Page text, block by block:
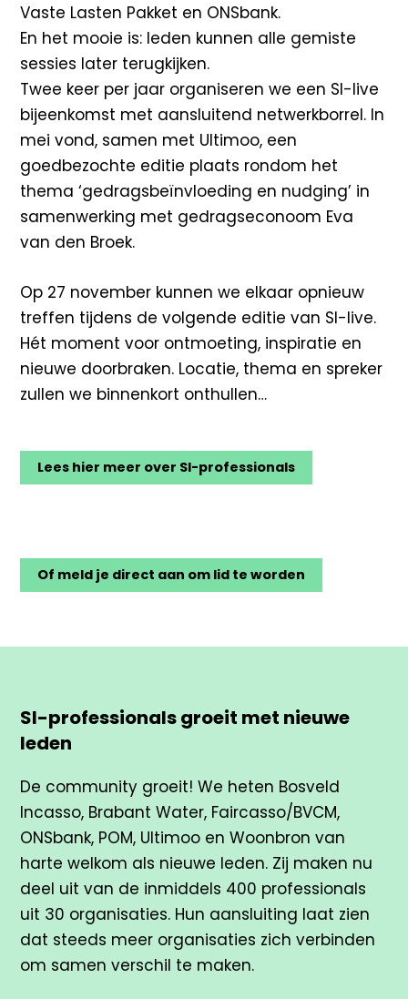
Vaste Lasten Pakket en ONSbank.
En het mooie is: leden kunnen alle gemiste
sessies later terugkijken.
Twee keer per jaar organiseren we een SI-live
bijeenkomst met aansluitend netwerkborrel. In
mei vond, samen met Ultimoo, een
goedbezochte editie plaats rondom het
thema ‘gedragsbeïnvloeding en nudging’ in
samenwerking met gedragseconoom Eva
van den Broek.
Op 27 november kunnen we elkaar opnieuw
treffen tijdens de volgende editie van SI-live.
Hét moment voor ontmoeting, inspiratie en
nieuwe doorbraken. Locatie, thema en spreker
zullen we binnenkort onthullen…
Lees hier meer over SI-professionals
Of meld je direct aan om lid te worden
SI-professionals groeit met nieuwe
leden
De community groeit! We heten Bosveld
Incasso, Brabant Water, Faircasso/BVCM,
ONSbank, POM, Ultimoo en Woonbron van
harte welkom als nieuwe leden. Zij maken nu
deel uit van de inmiddels 400 professionals
uit 30 organisaties. Hun aansluiting laat zien
dat steeds meer organisaties zich verbinden
om samen verschil te maken.